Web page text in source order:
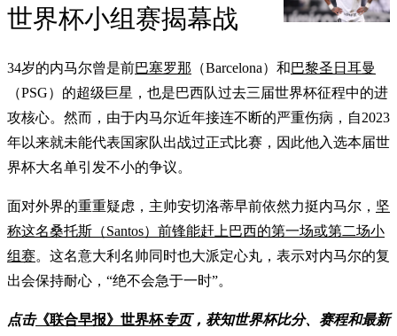
世界杯小组赛揭幕战
34岁的内马尔曾是前巴塞罗那 （Barcelona）和巴黎圣日耳曼
（PSG）的超级巨星，也是巴西队过去三届世界杯征程中的进
攻核心。然而，由于内马尔近年接连不断的严重伤病，自2023
年以来就未能代表国家队出战过正式比赛，因此他入选本届世
界杯大名单引发不小的争议。
面对外界的重重疑虑，主帅安切洛蒂早前依然力挺内马尔， 坚
称这名桑托斯（Santos）前锋能赶上巴西的第一场或第二场小
组赛。这名意大利名帅同时也大派定心丸，表示对内马尔的复
出会保持耐心，“绝不会急于一时”。
点击《联合早报》世界杯专页，获知世界杯比分、赛程和最新